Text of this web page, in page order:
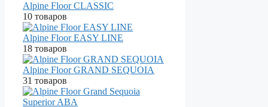
Alpine Floor CLASSIC
10 товаров
Alpine Floor EASY LINE
18 товаров
Alpine Floor GRAND SEQUOIA
31 товаров